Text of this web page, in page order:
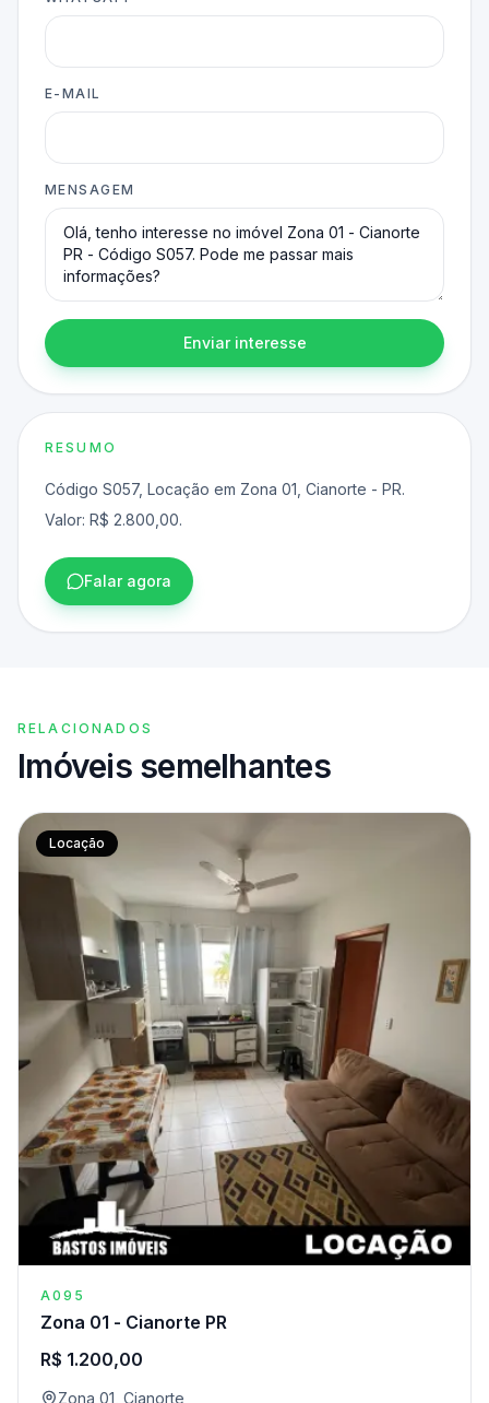
E-MAIL
MENSAGEM
Enviar interesse
RESUMO
Código S057, Locação em Zona 01, Cianorte - PR.
Valor: R$ 2.800,00.
Falar agora
RELACIONADOS
Imóveis semelhantes
Locação
A095
Zona 01 - Cianorte PR
R$ 1.200,00
Zona 01, Cianorte